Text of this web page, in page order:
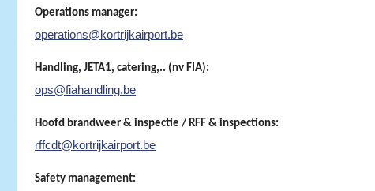
Operations manager:
operations@kortrijkairport.be
Handling, JETA1, catering,.. (nv FIA):
ops@fiahandling.be
Hoofd brandweer & inspectie / RFF & inspections:
rffcdt@kortrijkairport.be
Safety management: